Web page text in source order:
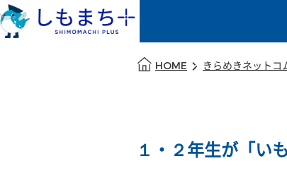
HOME きらめきネットコ
１・２年生が「い